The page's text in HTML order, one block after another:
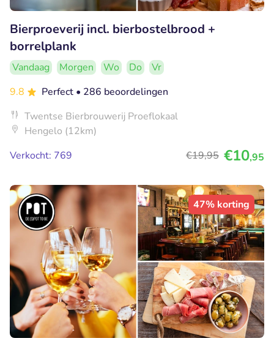
Bierproeverij incl. bierbostelbrood +
borrelplank
Vandaag Morgen Wo Do
Vr
9.8
Perfect • 286 beoordelingen
Twentse Bierbrouwerij Proeflokaal
Hengelo (12km)
Verkocht: 769
€19,95 €10,95
47% korting